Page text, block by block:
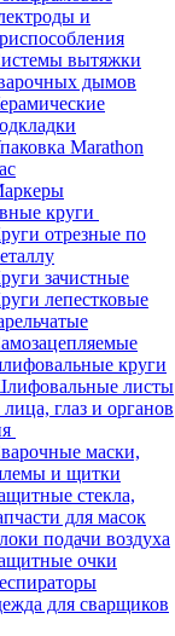
и
вытяжки
дымов
Marathon
круги
отрезные по
зачистные
лепестковые
круги
листы
глаз и органов
маски,
и щитки
стекла,
для масок
подачи воздуха
очки
для сварщиков